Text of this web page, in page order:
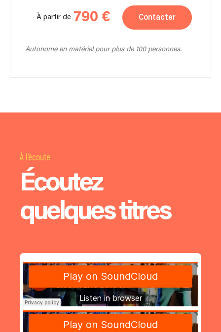
À partir de 790 € Contacter
Autonome en matériel pour plus de 100 personnes.
À l'écoute
Écoutez
quelques titres